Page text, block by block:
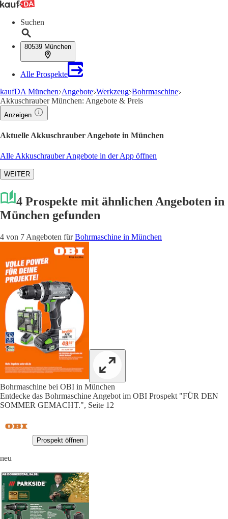
Suchen
80539 München
Alle Prospekte
kaufDA München Angebote Werkzeug Bohrmaschine
Akkuschrauber München: Angebote & Preis
Anzeigen
Aktuelle Akkuschrauber Angebote in München
Alle Akkuschrauber Angebote in der App öffnen
WEITER
4 Prospekte mit ähnlichen Angeboten in
München gefunden
4 von 7 Angeboten fürBohrmaschine in München
Bohrmaschine bei OBI in München
Entdecke das Bohrmaschine Angebot im OBI Prospekt "FÜR DEN
SOMMER GEMACHT.", Seite 12
Prospekt öffnen
neu